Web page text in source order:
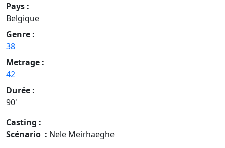
Pays :
Belgique
Genre :
38
Metrage :
42
Durée :
90'
Casting :
Scénario : Nele Meirhaeghe